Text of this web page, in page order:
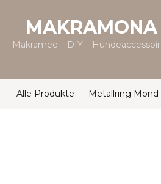
MAKRAMONA
Makramee – DIY –
Alle Produkte Metallring Mond